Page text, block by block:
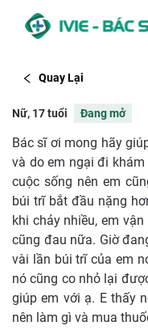
Quay Lại
Nữ, 17 tuổi Đang mở
Bác sĩ ơi mong hãy
và do em ngại đi
cuộc sống nên em
búi trĩ bắt đầu nặng
khi chảy nhiều, em
cũng đau nữa. Giờ
vài lần búi trĩ của em
nó cũng co nhỏ lại
giúp em với ạ. E thấy
nên làm gì và mua